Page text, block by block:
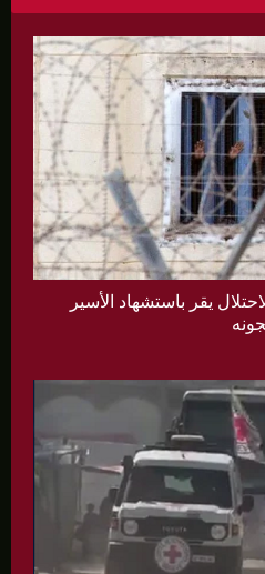
منذ ديسمبر 2023.. الاحتلال يقر باستشهاد الأسير